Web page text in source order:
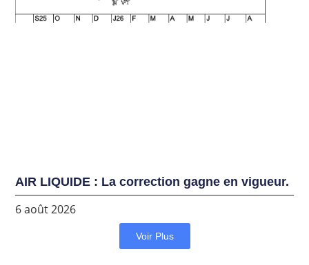
AIR LIQUIDE : La correction gagne en vigueur.
6 août 2026
Voir Plus